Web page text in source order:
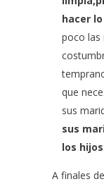
hacer
poco las
que
sus
sus
los
A finales